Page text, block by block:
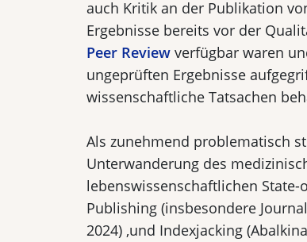
auch Kritik an der Publikation
Ergebnisse bereits vor der
Peer Review verfügbar waren
ungeprüften Ergebnisse
wissenschaftliche Tatsachen
Als zunehmend problematisch
Unterwanderung des
lebenswissenschaftlichen
Publishing (insbesondere
2024) ,und Indexjacking